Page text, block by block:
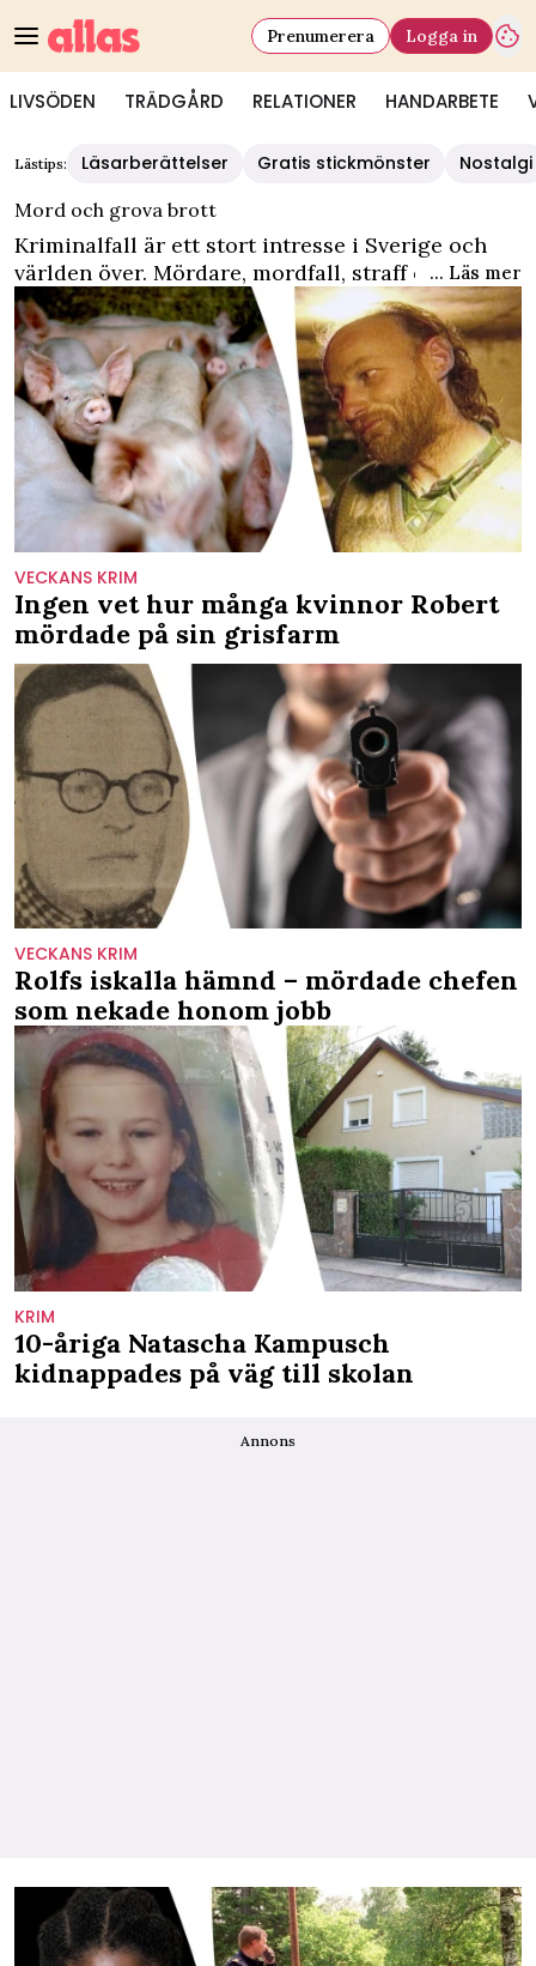
LIVSÖDEN TRÄDGÅRD RELATIONER HANDARBETE
Prenumerera Logga in
Lästips: Läsarberättelser Gratis stickmönster
Nostalgi
Mord och grova brott
Kriminalfall är ett stort intresse i Sverige och
världen över. Mördare, mordfall, straff och
kriminalhistoria lockar till spännande läsning.
Här hittar du kända svenska – och utländska –
kriminalfall.
... Läs mer
VECKANS KRIM
Ingen vet hur många kvinnor Robert
mördade på sin grisfarm
VECKANS KRIM
Rolfs iskalla hämnd – mördade chefen
som nekade honom jobb
KRIM
10-åriga Natascha Kampusch
kidnappades på väg till skolan
Annons